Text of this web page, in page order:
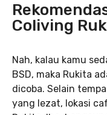
Coliving
Nah, kalau kamu
BSD, maka Rukita
dicoba. Selain
yang lezat, lokasi